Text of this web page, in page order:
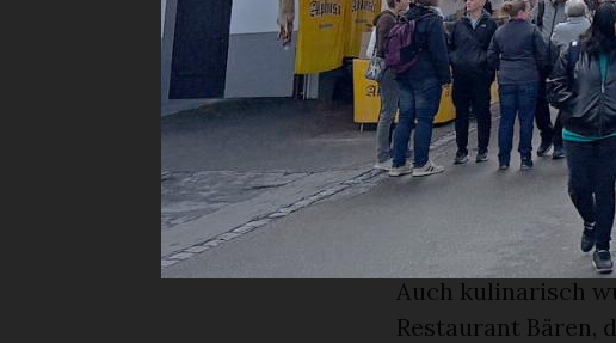
Wer nicht nur
Gsteigmäret ein
der Kletterwand
Treffsicherheit am
Wettkampfnageln
Fight am Stand
Auch kulinarisch
Restaurant Bären,